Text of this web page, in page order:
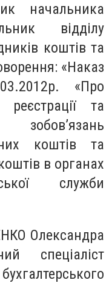
начальника
відділу
коштів та
«Наказ
«Про
та
коштів та
в органах
служби
Олександра
спеціаліст